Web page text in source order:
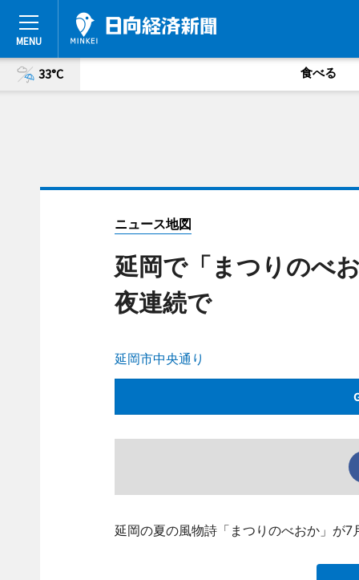
33°C 食べる
ニュース地図
延岡で「まつりのべ
夜連続で
延岡市中央通り
延岡の夏の風物詩「まつりのべおか」が